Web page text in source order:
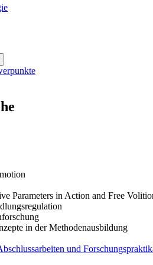
Parameters in Action and Free
in der Methodenausbildung
und